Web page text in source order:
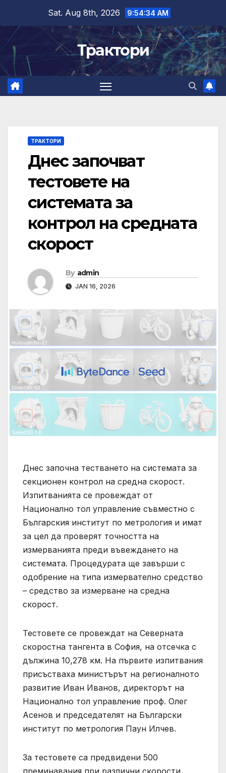
content
Sat. Aug 8th, 2026 9:54:35 AM
Трактори
ТРАКТОРИ
Днес започват
тестовете на
системата за
контрол на средната
скорост
By admin
JAN 16, 2026
Днес започна тестването на системата за
секционен контрол на средна скорост.
Изпитванията се провеждат от
Национално тол управление съвместно с
Българския институт по метрология и имат
за цел да проверят точността на
измерванията преди въвеждането на
системата. Процедурата ще завърши с
одобрение на типа измервателно средство
– средство за измерване на средна
скорост.
Тестовете се провеждат на Северната
скоростна тангента в София, на отсечка с
дължина 10,278 км. На първите изпитвания
присъстваха министърът на регионалното
развитие Иван Иванов, директорът на
Национално тол управление проф. Олег
Асенов и председателят на Български
институт по метрология Паун Илчев.
За тестовете са предвидени 500